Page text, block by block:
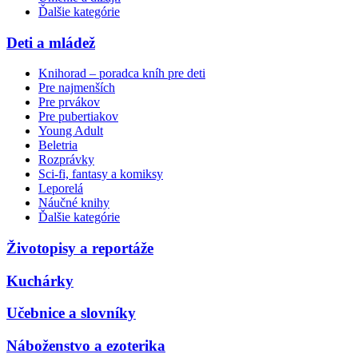
Ďalšie kategórie
Deti a mládež
Knihorad – poradca kníh pre deti
Pre najmenších
Pre prvákov
Pre pubertiakov
Young Adult
Beletria
Rozprávky
Sci-fi, fantasy a komiksy
Leporelá
Náučné knihy
Ďalšie kategórie
Životopisy a reportáže
Kuchárky
Učebnice a slovníky
Náboženstvo a ezoterika